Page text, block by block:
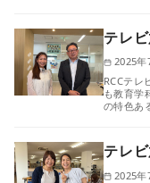
テレ
2025年
RCCテレ
も教育学
の特色あ
テレ
2025年